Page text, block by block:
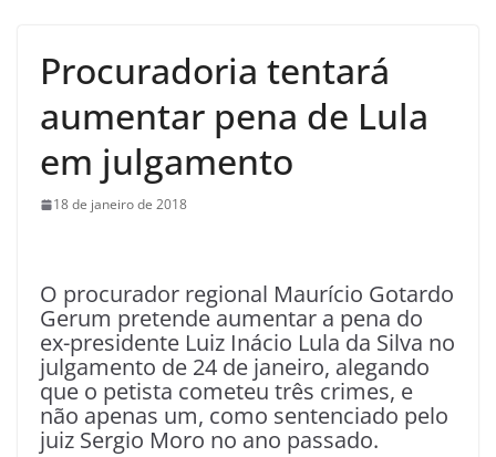
Procuradoria tentará
aumentar pena de Lula
em julgamento
18 de janeiro de 2018
O procurador regional Maurício Gotardo
Gerum pretende aumentar a pena do
ex-presidente Luiz Inácio Lula da Silva no
julgamento de 24 de janeiro, alegando
que o petista cometeu três crimes, e
não apenas um, como sentenciado pelo
juiz Sergio Moro no ano passado.